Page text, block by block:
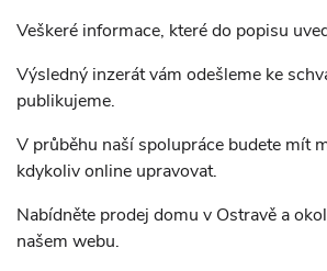
Veškeré informace, které do popisu
Výsledný inzerát vám odešleme ke
publikujeme.
V průběhu naší spolupráce budete mít
kdykoliv online upravovat.
Nabídněte prodej domu v Ostravě a
našem webu.